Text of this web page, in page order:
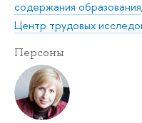
содержания образования
Центр трудовых
Персоны